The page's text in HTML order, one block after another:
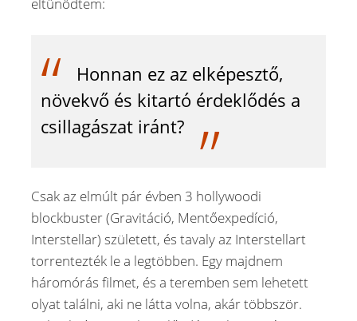
eltűnődtem:
Honnan ez az elképesztő,
növekvő és kitartó érdeklődés a
csillagászat iránt?
Csak az elmúlt pár évben 3 hollywoodi
blockbuster (Gravitáció, Mentőexpedíció,
Interstellar) született, és tavaly az Interstellart
torrentezték le a legtöbben. Egy majdnem
háromórás filmet, és a teremben sem lehetett
olyat találni, aki ne látta volna, akár többször.